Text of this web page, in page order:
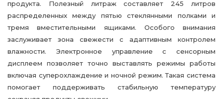
продукта. Полезный литраж составляет 245 литров
распределенных между пятью стеклянными полками и
тремя вместительными ящиками. Особого внимания
заслуживает зона свежести с адаптивным контролем
влажности. Электронное управление с сенсорным
дисплеем позволяет точно выставлять режимы работы
включая суперохлаждение и ночной режим. Такая система
помогает поддерживать стабильную температуру